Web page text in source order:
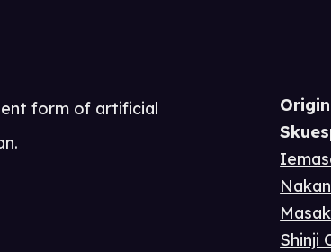
Shinji
form of artificial